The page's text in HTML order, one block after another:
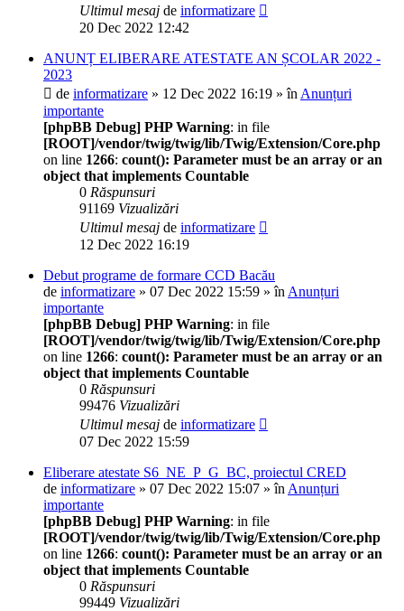
Ultimul mesaj de informatizare
20 Dec 2022 12:42
ANUNȚ ELIBERARE ATESTATE AN ȘCOLAR 2022 -
2023
de informatizare » 12 Dec 2022 16:19 » în Anunțuri
importante
[phpBB Debug] PHP Warning: in file
[ROOT]/vendor/twig/twig/lib/Twig/Extension/Core.php
on line 1266: count(): Parameter must be an array or an
object that implements Countable
0 Răspunsuri
91169 Vizualizări
Ultimul mesaj de informatizare
12 Dec 2022 16:19
Debut programe de formare CCD Bacău
de informatizare » 07 Dec 2022 15:59 » în Anunțuri
importante
[phpBB Debug] PHP Warning: in file
[ROOT]/vendor/twig/twig/lib/Twig/Extension/Core.php
on line 1266: count(): Parameter must be an array or an
object that implements Countable
0 Răspunsuri
99476 Vizualizări
Ultimul mesaj de informatizare
07 Dec 2022 15:59
Eliberare atestate S6_NE_P_G_BC, proiectul CRED
de informatizare » 07 Dec 2022 15:07 » în Anunțuri
importante
[phpBB Debug] PHP Warning: in file
[ROOT]/vendor/twig/twig/lib/Twig/Extension/Core.php
on line 1266: count(): Parameter must be an array or an
object that implements Countable
0 Răspunsuri
99449 Vizualizări